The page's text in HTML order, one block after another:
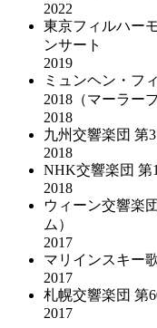
2022
東京フィルハー
ンサート
2019
ミュンヘン・フ
2018（マーラー
2018
九州交響楽団 第
2018
NHK交響楽団 第
2018
ウィーン交響楽
ム）
2017
マリインスキー
2017
札幌交響楽団 第
2017